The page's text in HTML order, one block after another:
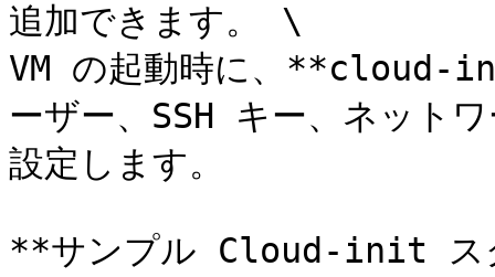
追加できます。 \
VM の起動時に、**cloud-
ーザー、SSH キー、ネット
設定します。
**サンプル Cloud-init ス